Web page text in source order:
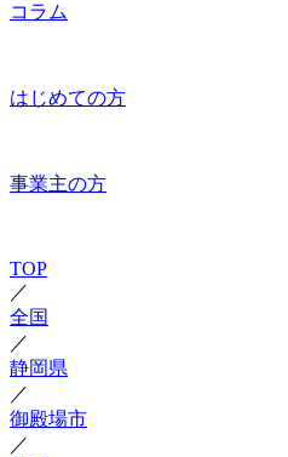
コラム
はじめての方
事業主の方
TOP
／
全国
／
静岡県
／
御殿場市
／